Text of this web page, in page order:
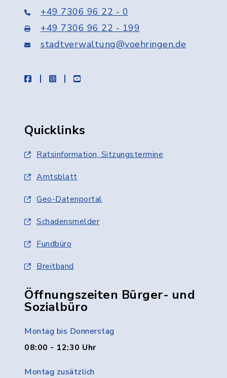
+49 7306 96 22 - 0
+49 7306 96 22 - 199
stadtverwaltung@voehringen.de
facebookinstagramyoutube
Quicklinks
Ratsinformation, Sitzungstermine
Amtsblatt
Geo-Datenportal
Schadensmelder
Fundbüro
Breitband
Öffnungszeiten Bürger- und
Sozialbüro
Montag bis Donnerstag
08:00 - 12:30 Uhr
Montag zusätzlich